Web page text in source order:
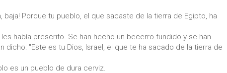
baja! Porque tu pueblo, el que sacaste de la tierra de Egipto, ha
había prescrito. Se han hecho un becerro fundido y se han
"Este es tu Dios, Israel, el que te ha sacado de la tierra de
es un pueblo de dura cerviz.